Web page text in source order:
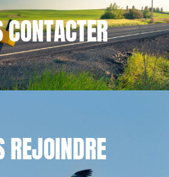
CONTACTER
REJOINDRE